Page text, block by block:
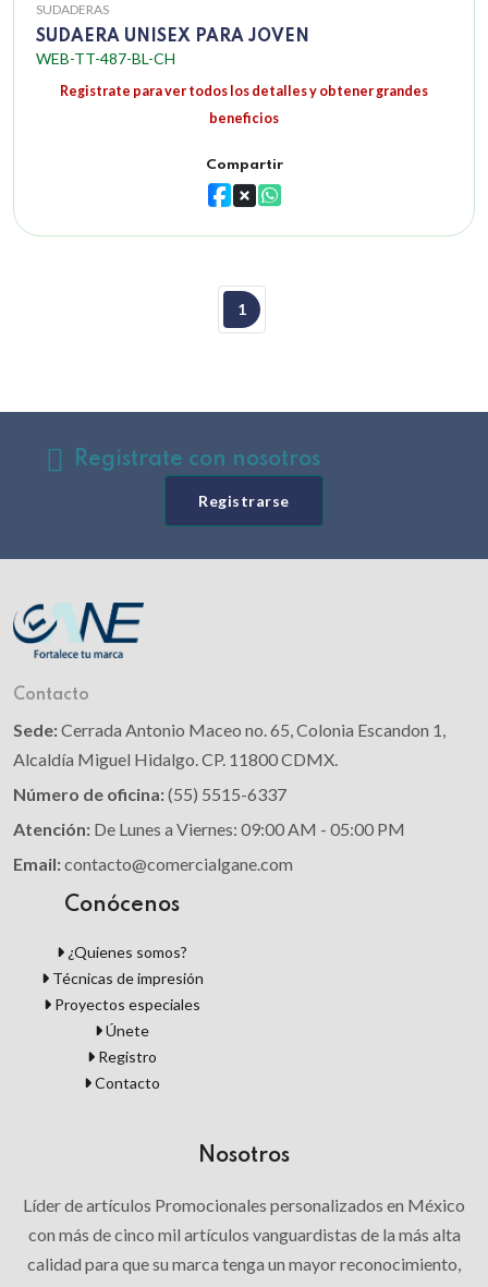
SUDADERAS
SUDAERA UNISEX PARA JOVEN
WEB-TT-487-BL-CH
Registrate para ver todos los detalles y obtener grandes
beneficios
Compartir
1
Registrate con nosotros
Registrarse
Contacto
Sede:Cerrada Antonio Maceo no. 65, Colonia Escandon 1,
Alcaldía Miguel Hidalgo. CP. 11800 CDMX.
Número de oficina:(55) 5515-6337
Atención: De Lunes a Viernes: 09:00 AM - 05:00 PM
Email:contacto@comercialgane.com
Conócenos
¿Quienes somos?
Técnicas de impresión
Proyectos especiales
Únete
Registro
Contacto
Nosotros
Líder de artículos Promocionales personalizados en México
con más de cinco mil artículos vanguardistas de la más alta
calidad para que su marca tenga un mayor reconocimiento,